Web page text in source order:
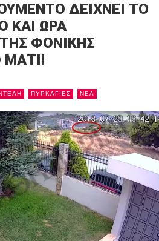
ΔΕΙΧΝΕΙ ΤΟ
ΚΑΙ ΩΡΑ
ΦΟΝΙΚΗΣ
ΜΑΤΙ!
ΠΥΡΚΑΓΙΕΣ NEA